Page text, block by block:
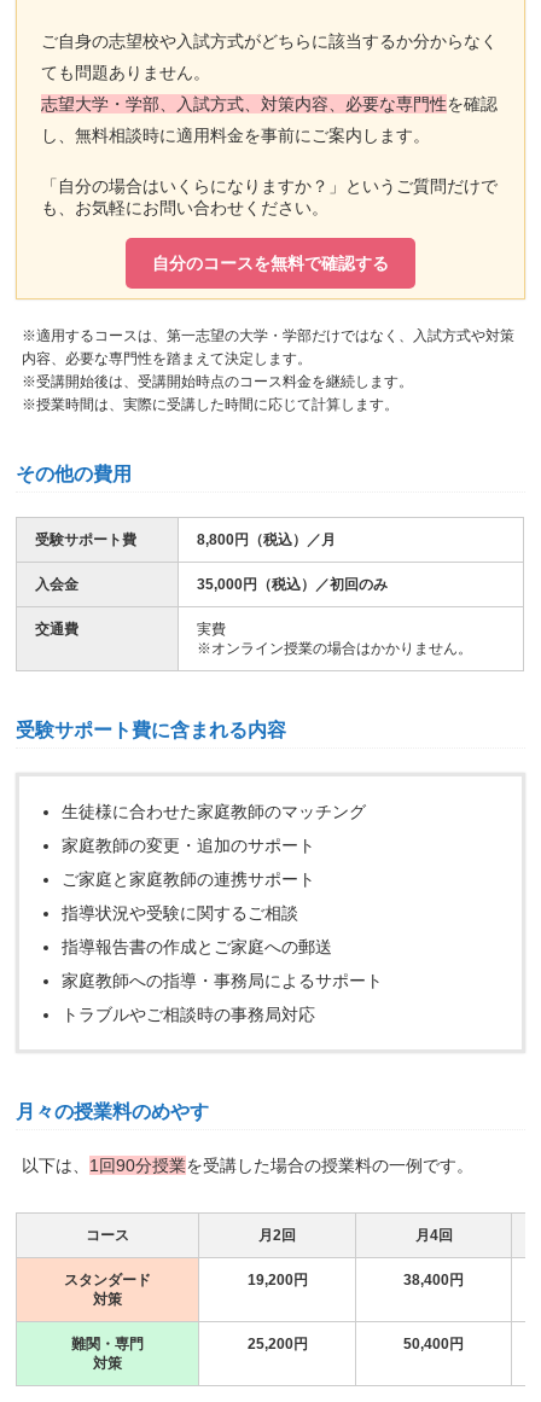
ご自身の志望校や入試方式がどちらに該当するか分からなく
ても問題ありません。
志望大学・学部、入試方式、対策内容、必要な専門性を確認
し、無料相談時に適用料金を事前にご案内します。
「自分の場合はいくらになりますか？」というご質問だけで
も、お気軽にお問い合わせください。
自分のコースを無料で確認する
※適用するコースは、第一志望の大学・学部だけではなく、入試方式や対策
内容、必要な専門性を踏まえて決定します。
※受講開始後は、受講開始時点のコース料金を継続します。
※授業時間は、実際に受講した時間に応じて計算します。
その他の費用
受験サポート費 8,800円（税込）／月
入会金 35,000円（税込）／初回のみ
交通費
実費
※オンライン授業の場合はかかりません。
受験サポート費に含まれる内容
生徒様に合わせた家庭教師のマッチング
家庭教師の変更・追加のサポート
ご家庭と家庭教師の連携サポート
指導状況や受験に関するご相談
指導報告書の作成とご家庭への郵送
家庭教師への指導・事務局によるサポート
トラブルやご相談時の事務局対応
月々の授業料のめやす
以下は、 1回90分授業を受講した場合の授業料の一例です。
コース 月2回 月4回
スタンダード
対策
19,200円 38,400円
難関・専門
対策
25,200円 50,400円